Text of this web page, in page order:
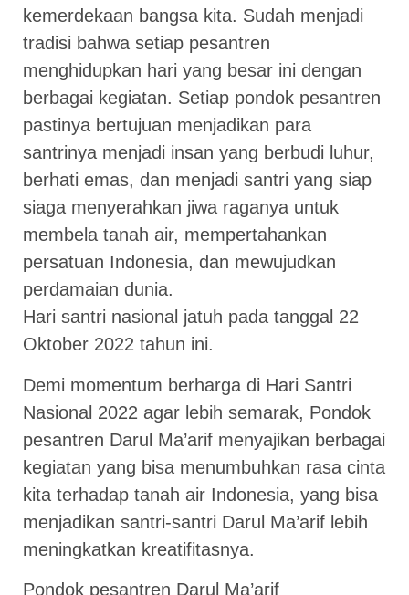
kemerdekaan bangsa kita. Sudah menjadi
tradisi bahwa setiap pesantren
menghidupkan hari yang besar ini dengan
berbagai kegiatan. Setiap pondok pesantren
pastinya bertujuan menjadikan para
santrinya menjadi insan yang berbudi luhur,
berhati emas, dan menjadi santri yang siap
siaga menyerahkan jiwa raganya untuk
membela tanah air, mempertahankan
persatuan Indonesia, dan mewujudkan
perdamaian dunia.
Hari santri nasional jatuh pada tanggal 22
Oktober 2022 tahun ini.
Demi momentum berharga di Hari Santri
Nasional 2022 agar lebih semarak, Pondok
pesantren Darul Ma’arif menyajikan berbagai
kegiatan yang bisa menumbuhkan rasa cinta
kita terhadap tanah air Indonesia, yang bisa
menjadikan santri-santri Darul Ma’arif lebih
meningkatkan kreatifitasnya.
Pondok pesantren Darul Ma’arif